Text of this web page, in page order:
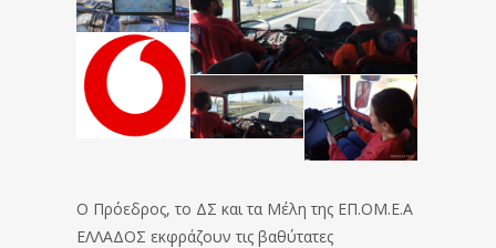
Ο Πρόεδρος, το ΔΣ και τα Μέλη της ΕΠ.ΟΜ.Ε.Α
ΕΛΛΑΔΟΣ εκφράζουν τις βαθύτατες